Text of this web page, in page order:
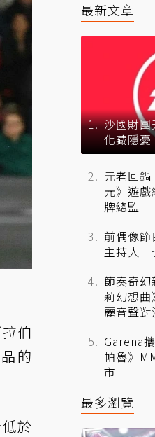
伯
的
於
最新文章
沙國財
化藏隱
暴？
元老回
元》遊
牌總監
前偶像
主持人「
節奏奇
莉幻想
麗音聲對
Garena
帕魯》
市
最多瀏覽